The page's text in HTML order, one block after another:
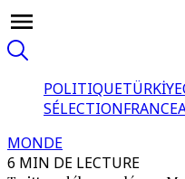
POLITIQUETÜRKİYE
SÉLECTIONFRANCE
MONDE
6 MIN DE LECTURE